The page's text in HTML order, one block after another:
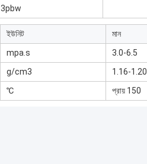
3pbw
ইউনিট
মান
mpa.s
3.0-6.5
g/cm3
1.16-1.20
℃ প্রায় 150